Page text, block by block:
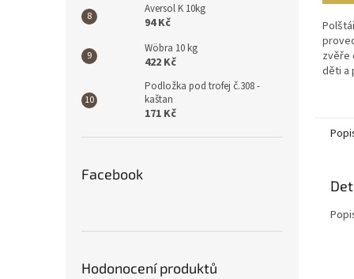
Aversol K 10kg
94 Kč
Wöbra 10 kg
422 Kč
Podložka pod trofej č.308 -
kaštan
171 Kč
Facebook
Hodonocení produktů
zvěře
děti a